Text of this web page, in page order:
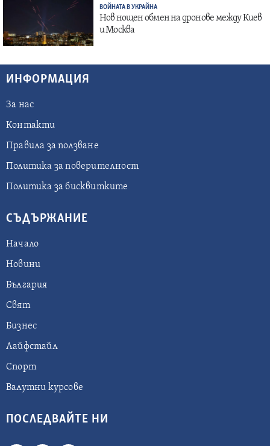
ВОЙНАТА В УКРАЙНА
Нов нощен обмен на дронове между Киев
и Москва
ИНФОРМАЦИЯ
За нас
Контакти
Правила за ползване
Политика за поверителност
Политика за бисквитките
СЪДЪРЖАНИЕ
Начало
Новини
България
Свят
Бизнес
Лайфстайл
Спорт
Валутни курсове
ПОСЛЕДВАЙТЕ НИ